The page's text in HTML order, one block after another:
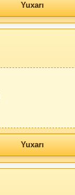
Yuxarı
Yuxarı